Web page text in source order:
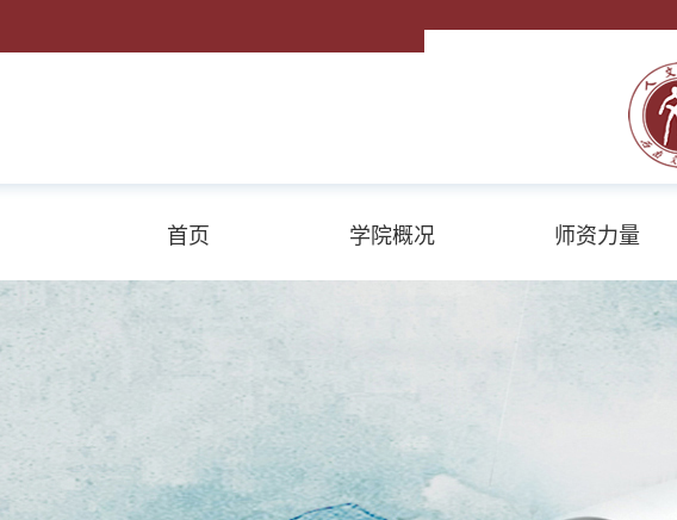
首页 学院概况 师资力量